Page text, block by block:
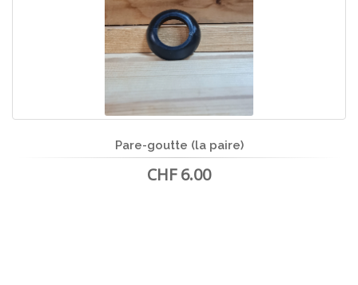
Pare-goutte (la paire)
CHF 6.00